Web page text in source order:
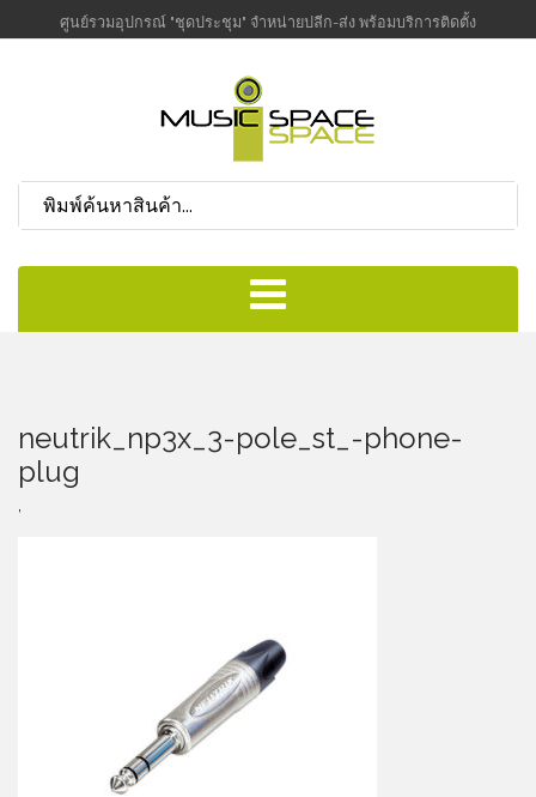
ศูนย์รวมอุปกรณ์ "ชุดประชุม" จำหน่ายปลีก-ส่ง พร้อมบริการติดตั้ง
neutrik_np3x_3-pole_st_-phone-
plug